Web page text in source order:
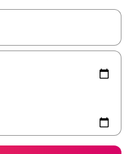
utilisez les flèches vers le